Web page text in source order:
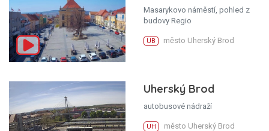
Masarykovo náměstí, pohled z
budovy Regio
UB město Uherský Brod
Uherský Brod
autobusové nádraží
UH město Uherský Brod